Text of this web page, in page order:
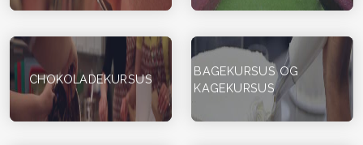
CHOKOLADEKURSUS
BAGEKURSUS OG
KAGEKURSUS